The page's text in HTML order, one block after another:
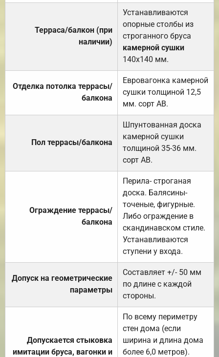
Терраса/балкон (при
наличии)
Устанавливаются
опорные столбы из
строганного бруса
камерной сушки
140х140 мм.
Отделка потолка террасы/
балкона
Евровагонка камерной
сушки толщиной 12,5
мм. сорт АВ.
Пол террасы/балкона
Шпунтованная доска
камерной сушки
толщиной 35-36 мм.
сорт АВ.
Ограждение террасы/
балкона
Перила- строганая
доска. Балясины-
точеные, фигурные.
Либо ограждение в
скандинавском стиле.
Устанавливаются
ступени у входа.
Допуск на геометрические
параметры
Составляет +/- 50 мм
по длине с каждой
стороны.
Допускается стыковка
имитации бруса, вагонки и
По всему периметру
стен дома (если
ширина и длина дома
более 6,0 метров).